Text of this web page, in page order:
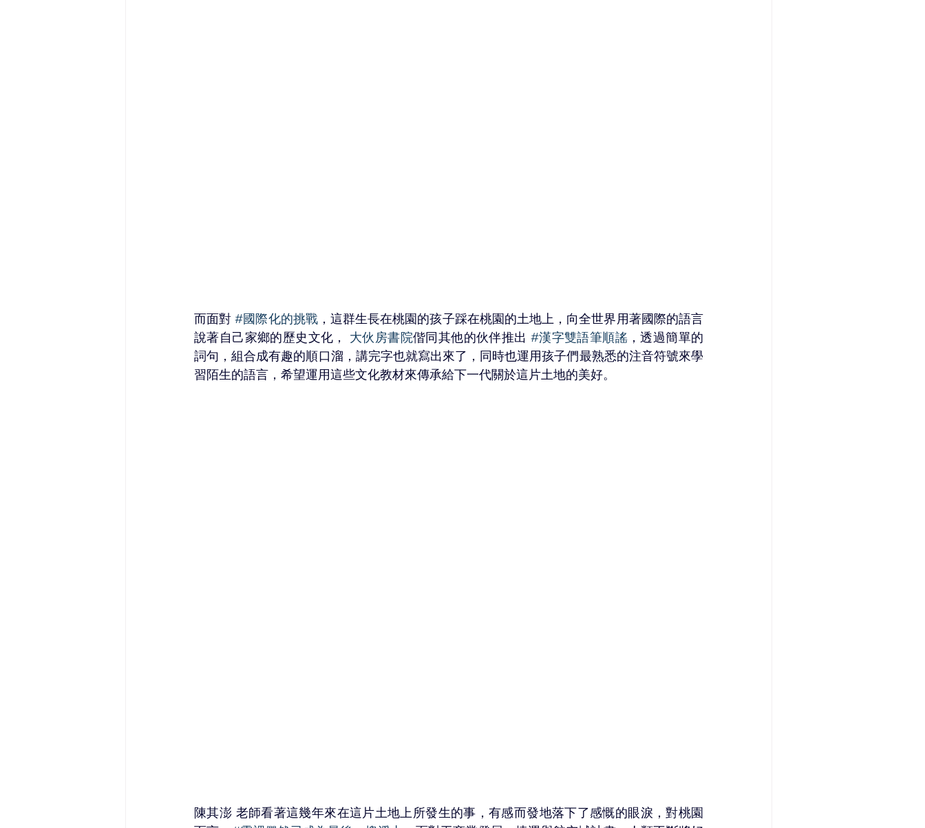
而面對 #國際化的挑戰，這群生長在桃園的孩子踩在桃園的土地上，向全世界用著國際的語言
說著自己家鄉的歷史文化， 大伙房書院偕同其他的伙伴推出 #漢字雙語筆順謠 ，透過簡單的
詞句，組合成有趣的順口溜，講完字也就寫出來了，同時也運用孩子們最熟悉的注音符號來學
習陌生的語言，希望運用這些文化教材來傳承給下一代關於這片土地的美好。
陳其澎 老師看著這幾年來在這片土地上所發生的事，有感而發地落下了感慨的眼淚，對桃園